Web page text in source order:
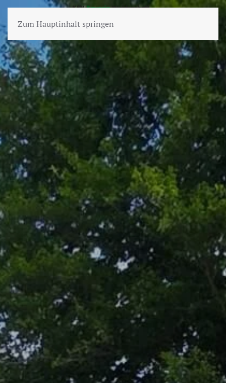
Zum Hauptinhalt springen